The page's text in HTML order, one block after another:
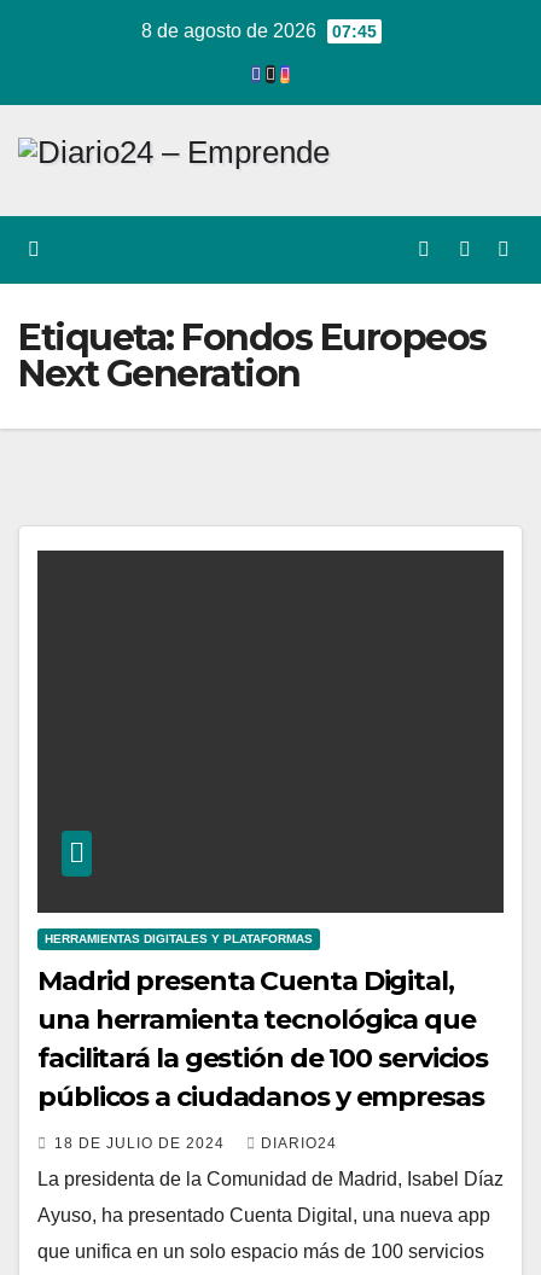
8 de agosto de 2026 07:45
Etiqueta: Fondos Europeos
Next Generation
HERRAMIENTAS DIGITALES Y PLATAFORMAS
Madrid presenta Cuenta Digital,
una herramienta tecnológica que
facilitará la gestión de 100 servicios
públicos a ciudadanos y empresas
18 DE JULIO DE 2024 DIARIO24
La presidenta de la Comunidad de Madrid, Isabel Díaz
Ayuso, ha presentado Cuenta Digital, una nueva app
que unifica en un solo espacio más de 100 servicios